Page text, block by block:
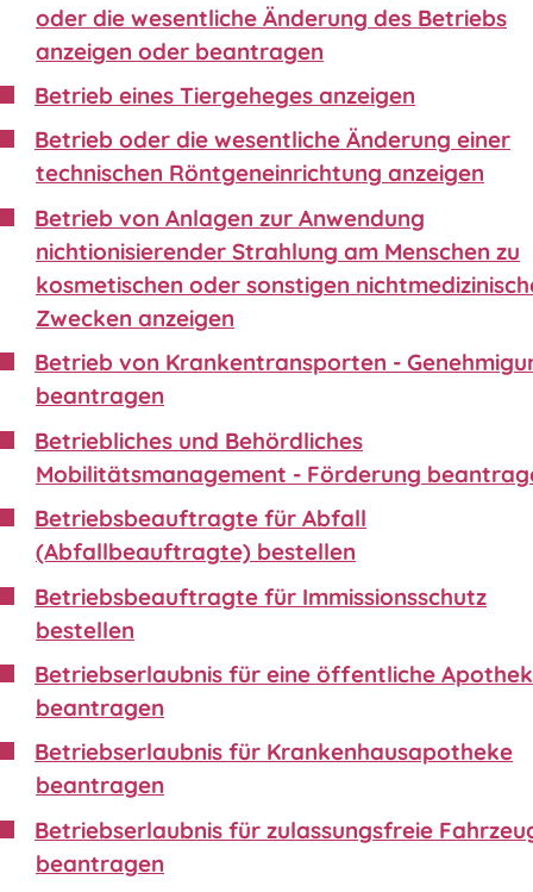
oder die wesentliche Änderung des Betriebs
anzeigen oder beantragen
Betrieb eines Tiergeheges anzeigen
Betrieb oder die wesentliche Änderung einer
technischen Röntgeneinrichtung anzeigen
Betrieb von Anlagen zur Anwendung
nichtionisierender Strahlung am Menschen zu
kosmetischen oder sonstigen
Zwecken anzeigen
Betrieb von Krankentransporten -
beantragen
Betriebliches und Behördliches
Mobilitätsmanagement - Förderung
Betriebsbeauftragte für Abfall
(Abfallbeauftragte) bestellen
Betriebsbeauftragte für Immissionsschutz
bestellen
Betriebserlaubnis für eine öffentliche
beantragen
Betriebserlaubnis für Krankenhausapotheke
beantragen
Betriebserlaubnis für zulassungsfreie
beantragen